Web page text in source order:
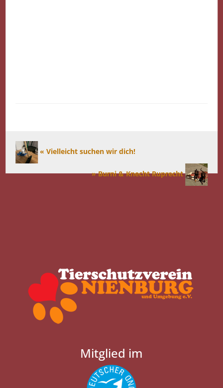
« Vielleicht suchen wir dich!
» Burni & Knecht Ruprecht
Mitglied im